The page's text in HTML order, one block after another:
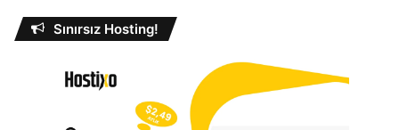
Sınırsız Hosting!